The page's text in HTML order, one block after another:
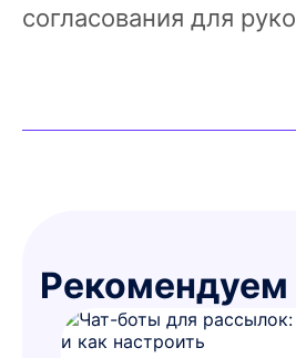
согласования для
Рекомендуем